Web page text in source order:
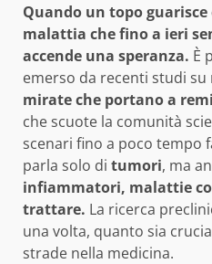
Quando un topo
malattia che fino a ieri
accende una speranza. È
emerso da recenti studi
mirate che portano a
che scuote la comunità
scenari fino a poco tempo
parla solo di tumori, ma
infiammatori, malattie
trattare. La ricerca
una volta, quanto sia
strade nella medicina.